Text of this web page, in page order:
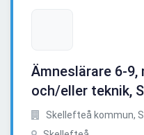
Ämneslärare 6-
och/eller teknik,
Skellefteå kommun,